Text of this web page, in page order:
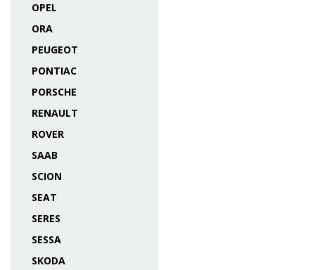
OPEL
ORA
PEUGEOT
PONTIAC
PORSCHE
RENAULT
ROVER
SAAB
SCION
SEAT
SERES
SESSA
SKODA